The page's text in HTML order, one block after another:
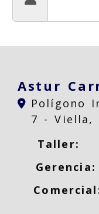
Astur
Polígono
7 -Viella,
Taller:
Gerencia: